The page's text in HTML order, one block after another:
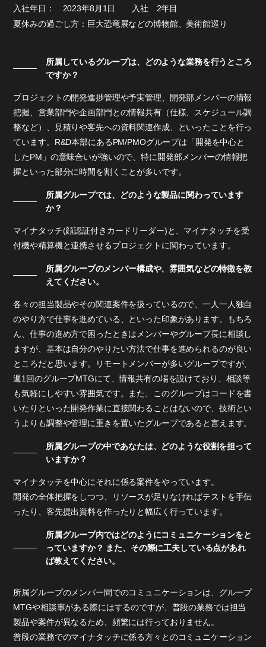
入社年日： 2023年8月1日 入社 2年目
夏休みの過ごし方：巨大恐竜展などの博物館、美術館巡り
所属しているグループは、どのような業務を行うところ
ですか？
プロジェクトの開発進捗管理や予実管理、開発部メンバーの情報
把握、営業部門や企画部門との情報共有（仕様、スケジュール調
整など）、見積りや客先への資料関連作成、といったことを行っ
ています。R&D本部にあるPM/PMOグループは「開発を中心と
したPM」の意味合いが強いので、特に開発部メンバーの情報把
握といった部分に時間を割くことが多いです。
所属グループでは、どのような製品に関わっています
か？
マイナタッチ(顔認証付きカードリーダー)と、マイナタッチを受
付機や精算機と連携させるプロジェクトに関わっています。
所属グループのメンバー構成や、雰囲気などの特徴を教
えてください。
各々の担当製品やその関連案件を扱っているので、一人一人独自
のやり方で仕事を進めている、といった印象があります。もちろ
ん、仕事の進め方で困ったときはメンバーやグループ長に相談し
ますが、基本は自分のやりたい方法で仕事を進められるのが良い
ところだと思います。リモートメンバーが多いグループですが、
週1回のグループMTGにて、情報共有の場を設けており、相談等
も気軽にしやすい雰囲気です。また、このグループはコードを書
いたりといった開発作業に直接関わることはないので、技術とい
うよりも調整や管理に重きを置いたグループであると言えます。
所属グループの中であなたは、どのような役割を担って
いますか？
マイナタッチを中心にそれに係る案件をやっています。
開発の全体把握をしつつ、リソースが足りなければテストを手伝
ったり、客先提出資料を作ったりと幅広く行っています。
所属グループ内ではどのようにコミュニケーションをと
っていますか？ また、その際に工夫している点があれ
ば教えてください。
所属グループのメンバー間でのコミュニケーションは、グループ
MTGや相談事がある際にはするのですが、普段の業務では担当
製品や案件が異なるため、頻繁には行っておりません。
普段の業務でのマイナタッチに係る方々とのコミュニケーション